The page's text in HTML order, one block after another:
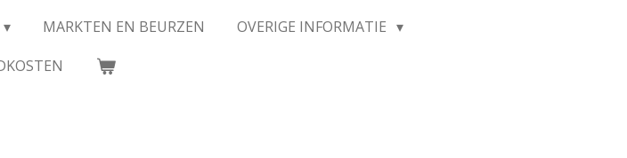
MARKTEN EN BEURZEN
OVERIGE INFORMATIE